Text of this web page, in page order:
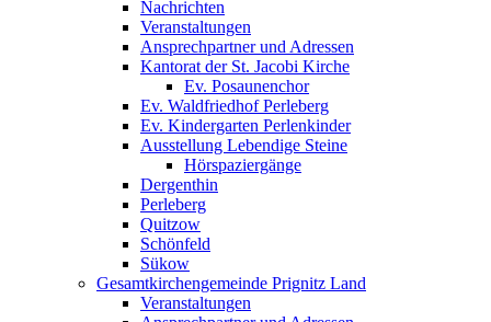
Nachrichten
Veranstaltungen
Ansprechpartner und Adressen
Kantorat der St. Jacobi Kirche
Ev. Posaunenchor
Ev. Waldfriedhof Perleberg
Ev. Kindergarten Perlenkinder
Ausstellung Lebendige Steine
Hörspaziergänge
Dergenthin
Perleberg
Quitzow
Schönfeld
Sükow
Gesamtkirchengemeinde Prignitz Land
Veranstaltungen